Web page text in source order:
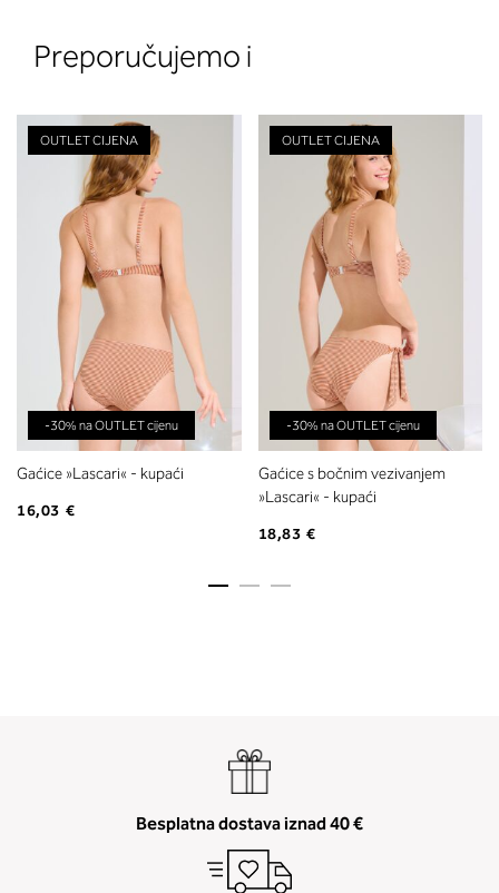
Preporučujemo i
-30% na OUTLET cijenu
OUTLET CIJENA
Gaćice »Lascari« - kupaći
16,03 €
OUTLET CIJENA
-30% na OUTLET cijenu
Gaćice s bočnim vezivanjem
»Lascari« - kupaći
18,83 €
Besplatna dostava iznad 40 €
2. Prsni obseg
Izmerite prsni obseg. Šiviljski
položite čez hrbet v višini
izreza in čez prsi, v višini bradavic
vdolbine med prsmi. V razdelku 2.
boste prebrali, katera globina
ustreza vaši meri (A, B …) – iščite v
stolpcu, ki ste ga določili s
obsegom.